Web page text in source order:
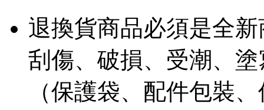
退換貨商品必須是全
刮傷、破損、受潮、
（保護袋、配件包裝